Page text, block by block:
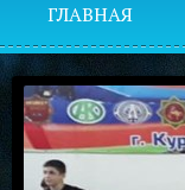
ГЛАВНАЯ